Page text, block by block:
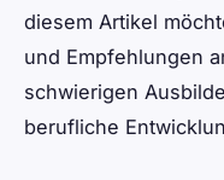
diesem Artikel
und Empfehlungen
schwierigen
berufliche